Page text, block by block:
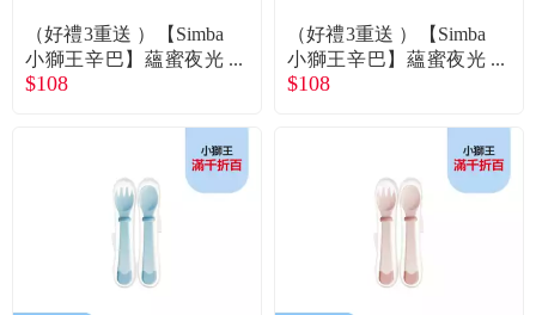
（好禮3重送 ）【Simba
小獅王辛巴】蘊蜜夜光
奶嘴帶－杏茶
$108
（好禮3重送 ）【Simba
小獅王辛巴】蘊蜜夜光
奶嘴帶－綠沐
$108